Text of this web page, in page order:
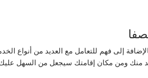
إلى فهم للتعامل مع العديد من أنواع
منك ومن مكان إقامتك سيجعل من السهل